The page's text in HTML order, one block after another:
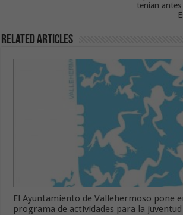
tenían
Related Articles
El Ayuntamiento de Vallehermoso pone
programa de actividades para la